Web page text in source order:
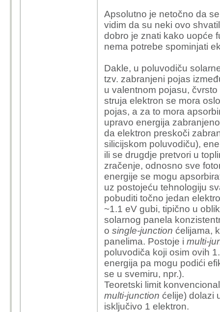
Apsolutno je netočno da
vidim da su neki ovo
dobro je znati kako uopće
nema potrebe spominjati
Dakle, u poluvodiču
tzv. zabranjeni pojas
u valentnom pojasu,
struja elektron se mora
pojas, a za to mora
upravo energija
da elektron preskoči
silicijskom poluvodiču),
ili se drugdje pretvori u
zračenje, odnosno sve
energije se mogu
uz postojeću tehnologiju
pobuditi točno jedan
~1.1 eV gubi, tipično u
solarnog panela
o single-junction ćelijama,
panelima. Postoje i multi-
poluvodiča koji osim ovih
energija pa mogu podići
se u svemiru, npr.).
Teoretski limit
multi-junction ćelije) dolazi
isključivo 1 elektron.